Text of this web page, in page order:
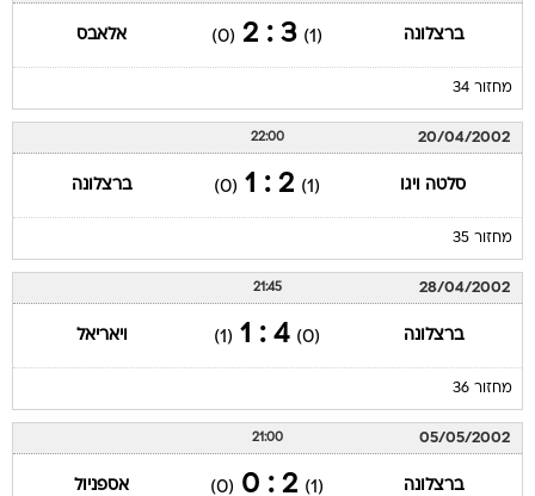
ברצלונה (1)
3 : 2
(0) אלאבס
מחזור 34
20/04/2002
22:00
סלטה ויגו (1)
2 : 1
(0) ברצלונה
מחזור 35
28/04/2002
21:45
ברצלונה (0)
4 : 1
(1) ויאריאל
מחזור 36
05/05/2002
21:00
ברצלונה (1)
2 : 0
(0) אספניול